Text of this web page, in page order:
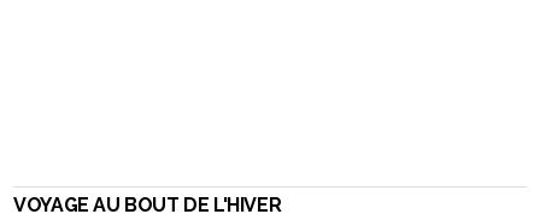
VOYAGE AU BOUT DE L'HIVER